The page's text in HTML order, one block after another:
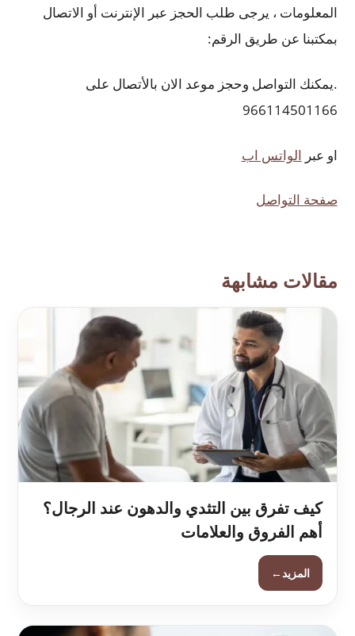
المعلومات ، يرجى طلب الحجز عبر الإنترنت أو الاتصال
بمكتبنا عن طريق الرقم:
.يمكنك التواصل وحجز موعد الان بالأتصال على
966114501166
او عبر الواتس اب
صفحة التواصل
مقالات مشابهة
كيف تفرق بين التثدي والدهون عند الرجال؟
أهم الفروق والعلامات
المزيد←